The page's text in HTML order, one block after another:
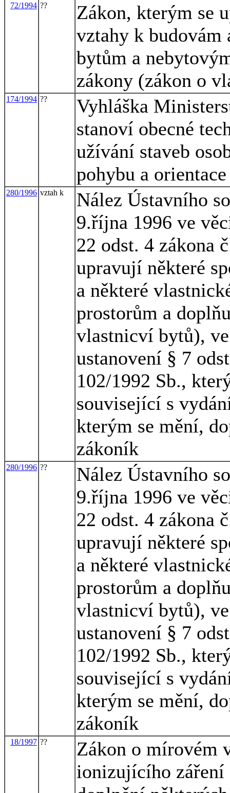
72/1994 ??
Zákon, kterým se
vztahy k budovám
bytům a
zákony (zákon o
174/1994 ??
Vyhláška
stanoví obecné
užívání staveb
pohybu a orientace
280/1996 vztah k
Nález Ústavního
9.října 1996 ve
22 odst. 4 zákona
upravují některé
a některé
prostorům a
vlastnicví bytů),
ustanovení § 7
102/1992 Sb.,
související s
kterým se mění,
zákoník
280/1996 ??
Nález Ústavního
9.října 1996 ve
22 odst. 4 zákona
upravují některé
a některé
prostorům a
vlastnicví bytů),
ustanovení § 7
102/1992 Sb.,
související s
kterým se mění,
zákoník
18/1997 ??
Zákon o mírovém
ionizujícího záření